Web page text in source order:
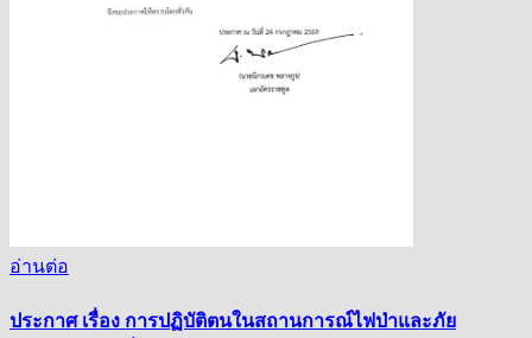
อ่านต่อ
ประกาศ เรื่อง การปฏิบัติตนในสถานการณ์ไฟป่าและภัย